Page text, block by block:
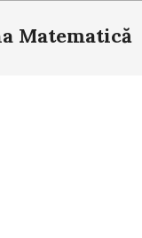
Matematică